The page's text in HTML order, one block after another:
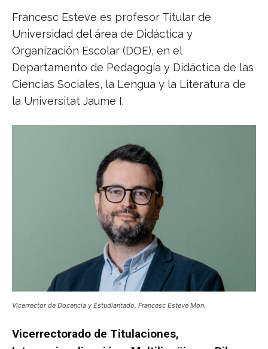
Francesc Esteve es profesor Titular de
Universidad del área de Didáctica y
Organización Escolar (DOE), en el
Departamento de Pedagogía y Didáctica de las
Ciencias Sociales, la Lengua y la Literatura de
la Universitat Jaume I.
Vicerrector de Docencia y Estudiantado, Francesc Esteve Mon.
Vicerrectorado de Titulaciones,